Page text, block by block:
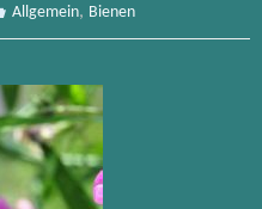
Allgemein, Bienen